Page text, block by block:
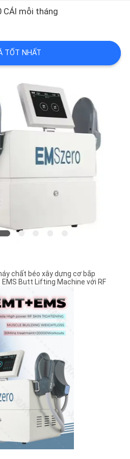
CÁI mỗi tháng
TỐT NHẤT
chất béo xây dựng cơ bắp
Butt Lifting Machine với RF